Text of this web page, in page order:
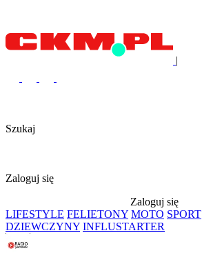
|
Szukaj
Zaloguj się
Zaloguj się
LIFESTYLE FELIETONY MOTO SPORT
DZIEWCZYNY INFLUSTARTER